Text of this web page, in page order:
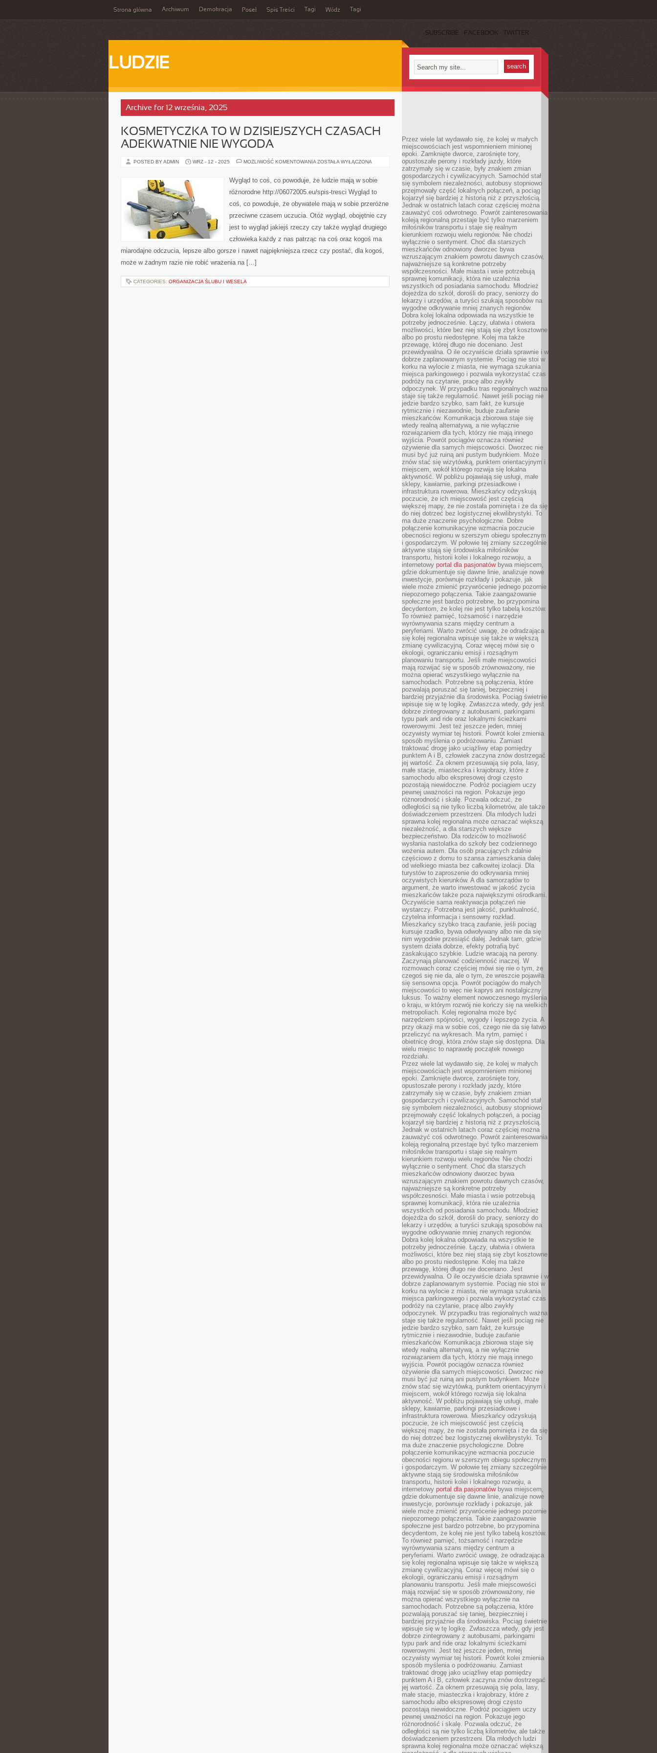
Strona główna Archiwum Demokracja Poseł Spis Treści Tagi Wódz Tagi
SUBSCRIBE FACEBOOK TWITTER
LUDZIE
Archive for 12 września, 2025
KOSMETYCZKA TO W DZISIEJSZYCH CZASACH
ADEKWATNIE NIE WYGODA
POSTED BY ADMIN WRZ - 12 - 2025 MOŻLIWOŚĆ KOMENTOWANIA KOSMETYCZKA
DZISIEJSZYCH
CZASACH
NIE
ZOSTAŁA WYŁĄCZONA
Wygląd to coś, co powoduje, że ludzie mają w sobie
różnorodne http://06072005.eu/spis-tresci Wygląd to
coś, co powoduje, że obywatele mają w sobie przeróżne
przeciwne czasem uczucia. Otóż wygląd, obojętnie czy
jest to wygląd jakiejś rzeczy czy także wygląd drugiego
człowieka każdy z nas patrząc na coś oraz kogoś ma
miarodajne odczucia, lepsze albo gorsze i nawet najpiękniejsza rzecz czy postać, dla kogoś,
może w żadnym razie nie robić wrażenia na […]
CATEGORIES: ORGANIZACJA ŚLUBU I WESELA
Przez wiele lat wydawało się, że kolej w małych
miejscowościach jest wspomnieniem minionej
epoki. Zamknięte dworce, zarośnięte tory,
opustoszałe perony i rozkłady jazdy, które
zatrzymały się w czasie, były znakiem zmian
gospodarczych i cywilizacyjnych. Samochód stał
się symbolem niezależności, autobusy stopniowo
przejmowały część lokalnych połączeń, a pociąg
kojarzył się bardziej z historią niż z przyszłością.
Jednak w ostatnich latach coraz częściej można
zauważyć coś odwrotnego. Powrót zainteresowania
koleją regionalną przestaje być tylko marzeniem
miłośników transportu i staje się realnym
kierunkiem rozwoju wielu regionów. Nie chodzi
wyłącznie o sentyment. Choć dla starszych
mieszkańców odnowiony dworzec bywa
wzruszającym znakiem powrotu dawnych czasów,
najważniejsze są konkretne potrzeby
współczesności. Małe miasta i wsie potrzebują
sprawnej komunikacji, która nie uzależnia
wszystkich od posiadania samochodu. Młodzież
dojeżdża do szkół, dorośli do pracy, seniorzy do
lekarzy i urzędów, a turyści szukają sposobów na
wygodne odkrywanie mniej znanych regionów.
Dobra kolej lokalna odpowiada na wszystkie te
potrzeby jednocześnie. Łączy, ułatwia i otwiera
możliwości, które bez niej stają się zbyt kosztowne
albo po prostu niedostępne. Kolej ma także
przewagę, której długo nie doceniano. Jest
przewidywalna. O ile oczywiście działa sprawnie i w
dobrze zaplanowanym systemie. Pociąg nie stoi w
korku na wylocie z miasta, nie wymaga szukania
miejsca parkingowego i pozwala wykorzystać czas
podróży na czytanie, pracę albo zwykły
odpoczynek. W przypadku tras regionalnych ważna
staje się także regularność. Nawet jeśli pociąg nie
jedzie bardzo szybko, sam fakt, że kursuje
rytmicznie i niezawodnie, buduje zaufanie
mieszkańców. Komunikacja zbiorowa staje się
wtedy realną alternatywą, a nie wyłącznie
rozwiązaniem dla tych, którzy nie mają innego
wyjścia. Powrót pociągów oznacza również
ożywienie dla samych miejscowości. Dworzec nie
musi być już ruiną ani pustym budynkiem. Może
znów stać się wizytówką, punktem orientacyjnym i
miejscem, wokół którego rozwija się lokalna
aktywność. W pobliżu pojawiają się usługi, małe
sklepy, kawiarnie, parkingi przesiadkowe i
infrastruktura rowerowa. Mieszkańcy odzyskują
poczucie, że ich miejscowość jest częścią
większej mapy, że nie została pominięta i że da się
do niej dotrzeć bez logistycznej ekwilibrystyki. To
ma duże znaczenie psychologiczne. Dobre
połączenie komunikacyjne wzmacnia poczucie
obecności regionu w szerszym obiegu społecznym
i gospodarczym. W połowie tej zmiany szczególnie
aktywne stają się środowiska miłośników
transportu, historii kolei i lokalnego rozwoju, a
internetowy portal dla pasjonatówbywa miejscem,
gdzie dokumentuje się dawne linie, analizuje nowe
inwestycje, porównuje rozkłady i pokazuje, jak
wiele może zmienić przywrócenie jednego pozornie
niepozornego połączenia. Takie zaangażowanie
społeczne jest bardzo potrzebne, bo przypomina
decydentom, że kolej nie jest tylko tabelą kosztów.
To również pamięć, tożsamość i narzędzie
wyrównywania szans między centrum a
peryferiami. Warto zwrócić uwagę, że odradzająca
się kolej regionalna wpisuje się także w większą
zmianę cywilizacyjną. Coraz więcej mówi się o
ekologii, ograniczaniu emisji i rozsądnym
planowaniu transportu. Jeśli małe miejscowości
mają rozwijać się w sposób zrównoważony, nie
można opierać wszystkiego wyłącznie na
samochodach. Potrzebne są połączenia, które
pozwalają poruszać się taniej, bezpieczniej i
bardziej przyjaźnie dla środowiska. Pociąg świetnie
wpisuje się w tę logikę. Zwłaszcza wtedy, gdy jest
dobrze zintegrowany z autobusami, parkingami
typu park and ride oraz lokalnymi ścieżkami
rowerowymi. Jest też jeszcze jeden, mniej
oczywisty wymiar tej historii. Powrót kolei zmienia
sposób myślenia o podróżowaniu. Zamiast
traktować drogę jako uciążliwy etap pomiędzy
punktem A i B, człowiek zaczyna znów dostrzegać
jej wartość. Za oknem przesuwają się pola, lasy,
małe stacje, miasteczka i krajobrazy, które z
samochodu albo ekspresowej drogi często
pozostają niewidoczne. Podróż pociągiem uczy
pewnej uważności na region. Pokazuje jego
różnorodność i skalę. Pozwala odczuć, że
odległości są nie tylko liczbą kilometrów, ale także
doświadczeniem przestrzeni. Dla młodych ludzi
sprawna kolej regionalna może oznaczać większą
niezależność, a dla starszych większe
bezpieczeństwo. Dla rodziców to możliwość
wysłania nastolatka do szkoły bez codziennego
wożenia autem. Dla osób pracujących zdalnie
częściowo z domu to szansa zamieszkania dalej
od wielkiego miasta bez całkowitej izolacji. Dla
turystów to zaproszenie do odkrywania mniej
oczywistych kierunków. A dla samorządów to
argument, że warto inwestować w jakość życia
mieszkańców także poza największymi ośrodkami.
Oczywiście sama reaktywacja połączeń nie
wystarczy. Potrzebna jest jakość, punktualność,
czytelna informacja i sensowny rozkład.
Mieszkańcy szybko tracą zaufanie, jeśli pociąg
kursuje rzadko, bywa odwoływany albo nie da się
nim wygodnie przesiąść dalej. Jednak tam, gdzie
system działa dobrze, efekty potrafią być
zaskakująco szybkie. Ludzie wracają na perony.
Zaczynają planować codzienność inaczej. W
rozmowach coraz częściej mówi się nie o tym, że
czegoś się nie da, ale o tym, że wreszcie pojawiła
się sensowna opcja. Powrót pociągów do małych
miejscowości to więc nie kaprys ani nostalgiczny
luksus. To ważny element nowoczesnego myślenia
o kraju, w którym rozwój nie kończy się na wielkich
metropoliach. Kolej regionalna może być
narzędziem spójności, wygody i lepszego życia. A
przy okazji ma w sobie coś, czego nie da się łatwo
przeliczyć na wykresach. Ma rytm, pamięć i
obietnicę drogi, która znów staje się dostępna. Dla
wielu miejsc to naprawdę początek nowego
rozdziału.
Przez wiele lat wydawało się, że kolej w małych
miejscowościach jest wspomnieniem minionej
epoki. Zamknięte dworce, zarośnięte tory,
opustoszałe perony i rozkłady jazdy, które
zatrzymały się w czasie, były znakiem zmian
gospodarczych i cywilizacyjnych. Samochód stał
się symbolem niezależności, autobusy stopniowo
przejmowały część lokalnych połączeń, a pociąg
kojarzył się bardziej z historią niż z przyszłością.
Jednak w ostatnich latach coraz częściej można
zauważyć coś odwrotnego. Powrót zainteresowania
koleją regionalną przestaje być tylko marzeniem
miłośników transportu i staje się realnym
kierunkiem rozwoju wielu regionów. Nie chodzi
wyłącznie o sentyment. Choć dla starszych
mieszkańców odnowiony dworzec bywa
wzruszającym znakiem powrotu dawnych czasów,
najważniejsze są konkretne potrzeby
współczesności. Małe miasta i wsie potrzebują
sprawnej komunikacji, która nie uzależnia
wszystkich od posiadania samochodu. Młodzież
dojeżdża do szkół, dorośli do pracy, seniorzy do
lekarzy i urzędów, a turyści szukają sposobów na
wygodne odkrywanie mniej znanych regionów.
Dobra kolej lokalna odpowiada na wszystkie te
potrzeby jednocześnie. Łączy, ułatwia i otwiera
możliwości, które bez niej stają się zbyt kosztowne
albo po prostu niedostępne. Kolej ma także
przewagę, której długo nie doceniano. Jest
przewidywalna. O ile oczywiście działa sprawnie i w
dobrze zaplanowanym systemie. Pociąg nie stoi w
korku na wylocie z miasta, nie wymaga szukania
miejsca parkingowego i pozwala wykorzystać czas
podróży na czytanie, pracę albo zwykły
odpoczynek. W przypadku tras regionalnych ważna
staje się także regularność. Nawet jeśli pociąg nie
jedzie bardzo szybko, sam fakt, że kursuje
rytmicznie i niezawodnie, buduje zaufanie
mieszkańców. Komunikacja zbiorowa staje się
wtedy realną alternatywą, a nie wyłącznie
rozwiązaniem dla tych, którzy nie mają innego
wyjścia. Powrót pociągów oznacza również
ożywienie dla samych miejscowości. Dworzec nie
musi być już ruiną ani pustym budynkiem. Może
znów stać się wizytówką, punktem orientacyjnym i
miejscem, wokół którego rozwija się lokalna
aktywność. W pobliżu pojawiają się usługi, małe
sklepy, kawiarnie, parkingi przesiadkowe i
infrastruktura rowerowa. Mieszkańcy odzyskują
poczucie, że ich miejscowość jest częścią
większej mapy, że nie została pominięta i że da się
do niej dotrzeć bez logistycznej ekwilibrystyki. To
ma duże znaczenie psychologiczne. Dobre
połączenie komunikacyjne wzmacnia poczucie
obecności regionu w szerszym obiegu społecznym
i gospodarczym. W połowie tej zmiany szczególnie
aktywne stają się środowiska miłośników
transportu, historii kolei i lokalnego rozwoju, a
internetowy portal dla pasjonatówbywa miejscem,
gdzie dokumentuje się dawne linie, analizuje nowe
inwestycje, porównuje rozkłady i pokazuje, jak
wiele może zmienić przywrócenie jednego pozornie
niepozornego połączenia. Takie zaangażowanie
społeczne jest bardzo potrzebne, bo przypomina
decydentom, że kolej nie jest tylko tabelą kosztów.
To również pamięć, tożsamość i narzędzie
wyrównywania szans między centrum a
peryferiami. Warto zwrócić uwagę, że odradzająca
się kolej regionalna wpisuje się także w większą
zmianę cywilizacyjną. Coraz więcej mówi się o
ekologii, ograniczaniu emisji i rozsądnym
planowaniu transportu. Jeśli małe miejscowości
mają rozwijać się w sposób zrównoważony, nie
można opierać wszystkiego wyłącznie na
samochodach. Potrzebne są połączenia, które
pozwalają poruszać się taniej, bezpieczniej i
bardziej przyjaźnie dla środowiska. Pociąg świetnie
wpisuje się w tę logikę. Zwłaszcza wtedy, gdy jest
dobrze zintegrowany z autobusami, parkingami
typu park and ride oraz lokalnymi ścieżkami
rowerowymi. Jest też jeszcze jeden, mniej
oczywisty wymiar tej historii. Powrót kolei zmienia
sposób myślenia o podróżowaniu. Zamiast
traktować drogę jako uciążliwy etap pomiędzy
punktem A i B, człowiek zaczyna znów dostrzegać
jej wartość. Za oknem przesuwają się pola, lasy,
małe stacje, miasteczka i krajobrazy, które z
samochodu albo ekspresowej drogi często
pozostają niewidoczne. Podróż pociągiem uczy
pewnej uważności na region. Pokazuje jego
różnorodność i skalę. Pozwala odczuć, że
odległości są nie tylko liczbą kilometrów, ale także
doświadczeniem przestrzeni. Dla młodych ludzi
sprawna kolej regionalna może oznaczać większą